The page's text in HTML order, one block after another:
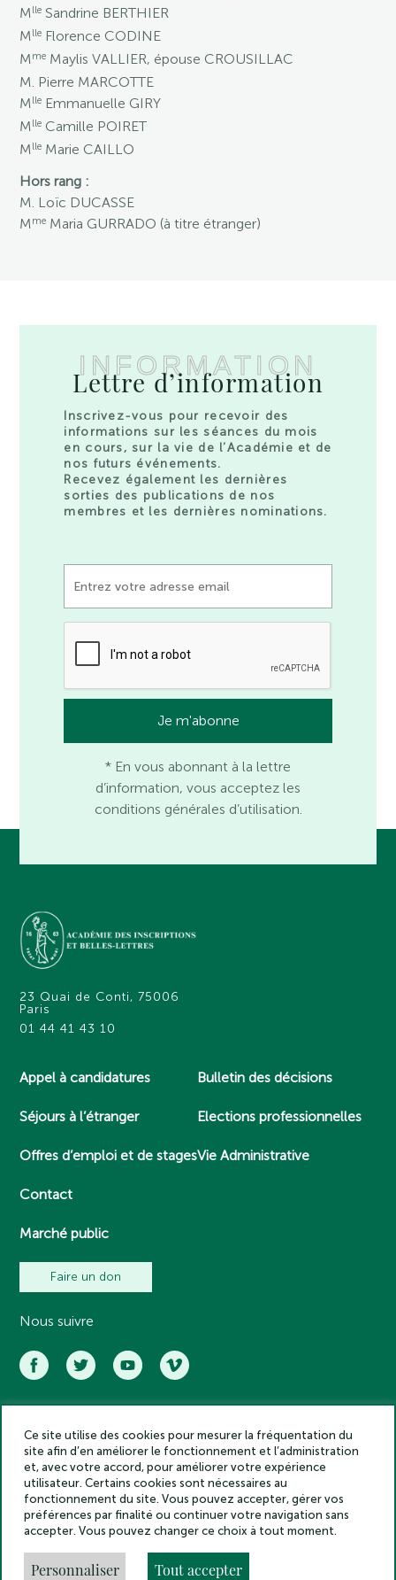
Mlle Sandrine BERTHIER
Mlle Florence CODINE
Mme Maylis VALLIER, épouse CROUSILLAC
M. Pierre MARCOTTE
Mlle Emmanuelle GIRY
Mlle Camille POIRET
Mlle Marie CAILLO
Hors rang :
M. Loïc DUCASSE
Mme Maria GURRADO (à titre étranger)
INFORMATION
Lettre d’information
Inscrivez-vous pour recevoir des
informations sur les séances du mois
en cours, sur la vie de l’Académie et de
nos futurs événements.
Recevez également les dernières
sorties des publications de nos
membres et les dernières nominations.
* En vous abonnant à la lettre
d’information, vous acceptez les
conditions générales d’utilisation.
23 Quai de Conti, 75006
Paris
01 44 41 43 10
Appel à candidatures
Séjours à l’étranger
Offres d’emploi et de stages
Contact
Marché public
Bulletin des décisions
Elections professionnelles
Vie Administrative
Faire un don
Nous suivre
Académie des inscriptions et belles lettres – Tous droits réservés
2025
Politique de confidentialité
Mentions légales
Crédits
Gestion des cookies
Made by
Ce site utilise des cookies pour mesurer la fréquentation du
site afin d’en améliorer le fonctionnement et l’administration
et, avec votre accord, pour améliorer votre expérience
utilisateur. Certains cookies sont nécessaires au
fonctionnement du site. Vous pouvez accepter, gérer vos
préférences par finalité ou continuer votre navigation sans
accepter. Vous pouvez changer ce choix à tout moment.
Personnaliser Tout accepter